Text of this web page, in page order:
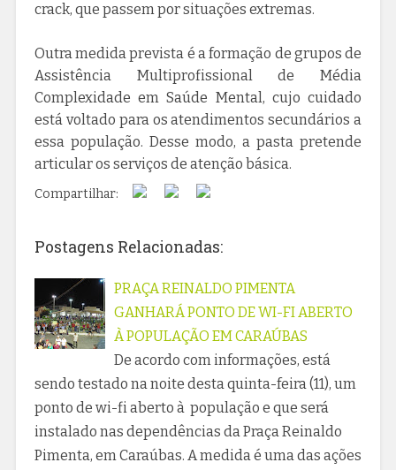
crack, que passem por situações extremas.
Outra medida prevista é a formação de grupos de
Assistência Multiprofissional de Média
Complexidade em Saúde Mental, cujo cuidado
está voltado para os atendimentos secundários a
essa população. Desse modo, a pasta pretende
articular os serviços de atenção básica.
Compartilhar:
Postagens Relacionadas:
PRAÇA REINALDO PIMENTA
GANHARÁ PONTO DE WI-FI ABERTO
À POPULAÇÃO EM CARAÚBAS
De acordo com informações, está
sendo testado na noite desta quinta-feira (11), um
ponto de wi-fi aberto à população e que será
instalado nas dependências da Praça Reinaldo
Pimenta, em Caraúbas. A medida é uma das ações